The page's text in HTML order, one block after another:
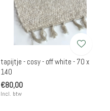
tapijtje - cosy - off white - 70 x
140
€80,00
Incl. btw